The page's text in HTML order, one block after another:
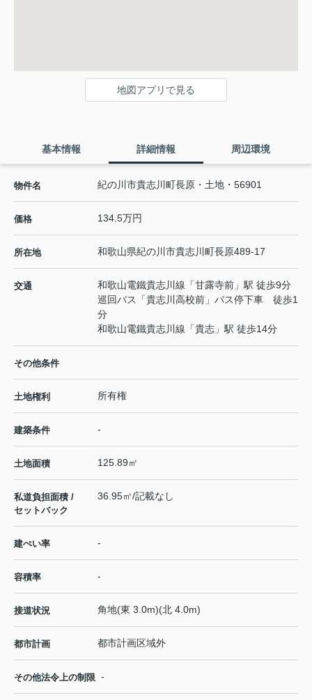
地図アプリで見る
基本情報 詳細情報 周辺環境
物件名 紀の川市貴志川町長原・土地・56901
価格 134.5万円
所在地 和歌山県紀の川市貴志川町長原489-17
交通 和歌山電鐵貴志川線 「甘露寺前 」駅 徒歩9分
巡回バス「貴志川高校前」バス停下車 徒歩1
分
和歌山電鐵貴志川線 「貴志 」駅 徒歩14分
その他条件
土地権利 所有権
建築条件 -
土地面積 125.89㎡
私道負担面積 /
セットバック
36.95㎡/記載なし
建ぺい率 -
容積率 -
接道状況 角地(東 3.0m)(北 4.0m)
都市計画 都市計画区域外
その他法令上の制限 -